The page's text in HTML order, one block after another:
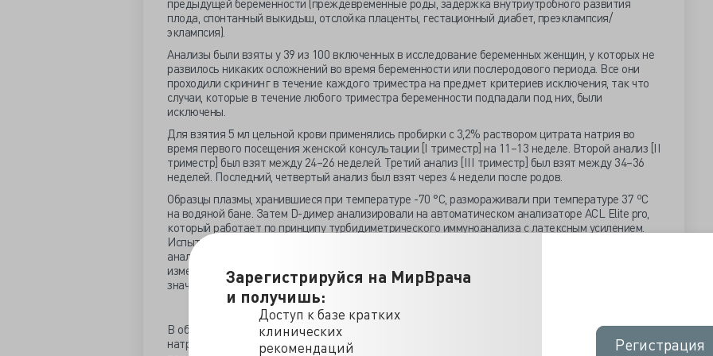
Зарегистрируйся на МирВрача
и получишь:
Доступ к базе кратких
клинических
рекомендаций
Регистрация
Регистрация
предыдущей беременности (преждевременные роды, задержка внутриутробного развития
плода, спонтанный выкидыш, отслойка плаценты, гестационный диабет, преэклампсия/
эклампсия).
Анализы были взяты у 39 из 100 включенных в исследование беременных женщин, у которых не
развилось никаких осложнений во время беременности или послеродового периода. Все они
проходили скрининг в течение каждого триместра на предмет критериев исключения, так что
случаи, которые в течение любого триместра беременности подпадали под них, были
исключены.
Для взятия 5 мл цельной крови применялись пробирки с 3,2% раствором цитрата натрия во
время первого посещения женской консультации [I триместр] на 11–13 неделе. Второй анализ [II
триместр] был взят между 24–26 неделей. Третий анализ [III триместр] был взят между 34–36
неделей. Последний, четвертый анализ был взят через 4 недели после родов.
Образцы плазмы, хранившиеся при температуре -70 °C, размораживали при температуре 37 ºC
на водяной бане. Затем D-димер анализировали на автоматическом анализаторе ACL Elite pro,
который работает по принципу турбидиметрического иммуноанализа с латексным усилением.
Испытание проводилось в соответствии с рабочим протоколом производителя. Статистический
анализ проводился с помощью программного обеспечения SPSS версии 21. Прибор для
измерений подвергался регулярному контролю качества и находился в пределах допустимых
значений.
В общей сложности у 39 участников были взяты образцы крови в пробирки с 3,2 % цитратом
натрия для измерения D-димера. К сожалению, 14 женщин были исключены из исследования,